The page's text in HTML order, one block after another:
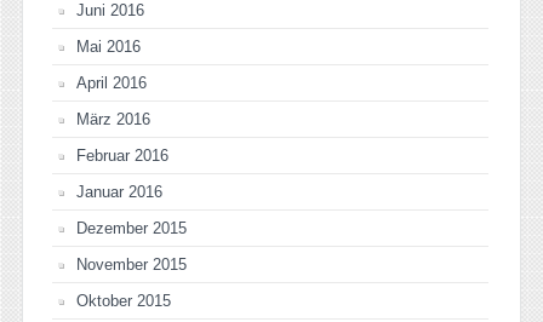
Juni 2016
Mai 2016
April 2016
März 2016
Februar 2016
Januar 2016
Dezember 2015
November 2015
Oktober 2015